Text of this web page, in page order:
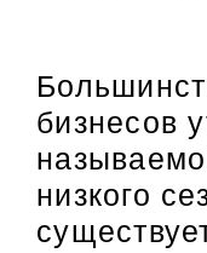
бизнесов
низкого